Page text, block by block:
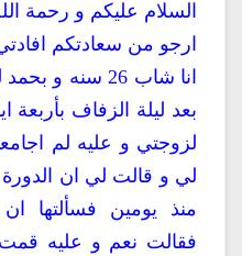
السلام عليكم و رحمة
ارجو من سعادتكم
انا شاب 26
بعد ليلة الزفاف بأربعة
لزوجتي و عليه لم
لي و قالت لي ان الدورة
منذ يومين فسألتها
فقالت نعم و عليه